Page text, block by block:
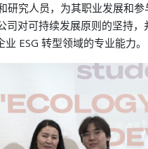
研究人员，为其职业发展和
司对可持续发展原则的坚持
ESG 转型领域的专业能力。